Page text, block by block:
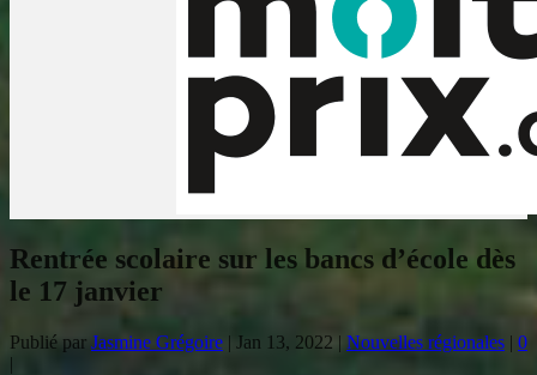
Rentrée scolaire sur les bancs d’école dès
le 17 janvier
Publié par Jasmine Grégoire | Jan 13, 2022 | Nouvelles régionales | 0
|